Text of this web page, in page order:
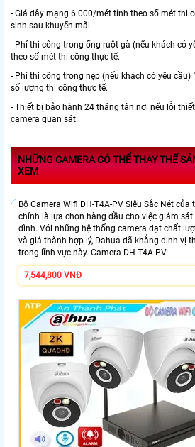
- Giá dây mạng 6.000/mét tính theo số mét thi
sinh sau khuyến mãi
- Phí thi công trong ống ruột gà (nếu khách có
theo số mét thi công thực tế.
- Phí thi công trong nẹp (nếu khách có yêu
số lượng thi công thực tế.
- Thiết bị bảo hành 24 tháng tận nơi nếu lỗi
camera quan sát.
NHỮNG CAMERA CÓ THỂ THAY THẾ
XEM
7,544,800 VNĐ
Bộ Camera Wifi DH-T4A-PV Siêu Sắc Nét của
chính là lựa chọn hàng đầu cho việc giám
đình. Với những hệ thống camera đạt chất
và giá thành hợp lý, Dahua đã khẳng định vị
trong lĩnh vực này. Camera DH-T4A-PV